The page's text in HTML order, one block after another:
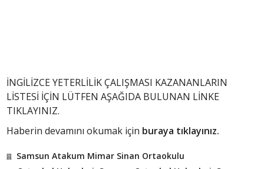
İNGİLİZCE YETERLİLİK ÇALIŞMASI KAZANANLARIN
LİSTESİ İÇİN LÜTFEN AŞAĞIDA BULUNAN LİNKE
TIKLAYINIZ.
Haberin devamını okumak için buraya tıklayınız.
Samsun Atakum Mimar Sinan Ortaokulu